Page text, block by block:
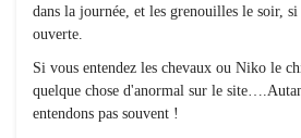
dans la journée, et les grenouilles le soir,
ouverte.
Si vous entendez les chevaux ou Niko le
quelque chose d'anormal sur le
entendons pas souvent !